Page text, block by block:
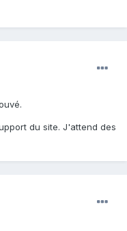
du site. J'attend des